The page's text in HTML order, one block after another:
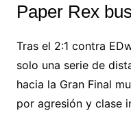
Paper Rex
Tras el 2:1 contra
solo una serie de
hacia la Gran Final
por agresión y clase